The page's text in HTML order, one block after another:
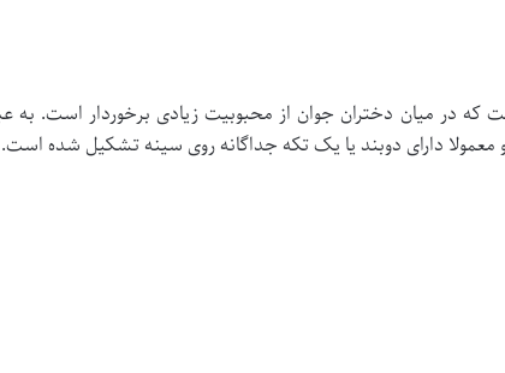
که در میان دختران جوان از محبوبیت زیادی برخوردار است. به
دارای دوبند یا یک تکه جداگانه روی سینه تشکیل شده است.